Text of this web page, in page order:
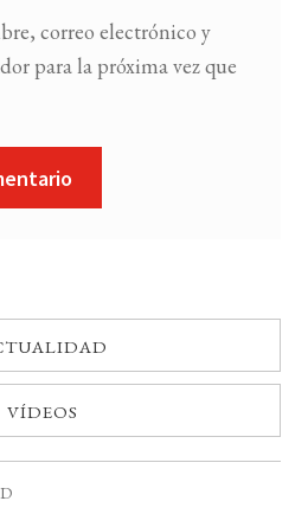
correo electrónico y
para la próxima vez que
VÍDEOS